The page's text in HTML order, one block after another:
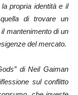
propria identità e il
di trovare un
mantenimento di un
del mercato.
di Neil Gaiman
sul conflitto